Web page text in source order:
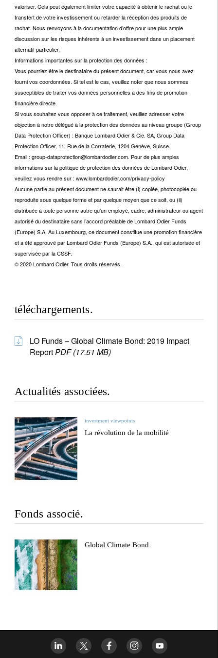
valoriser. Cela peut également limiter votre capacité à obtenir le rachat ou le
transfert de votre investissement ou retarder la réception des produits de
rachat. Nous renvoyons à la documentation d’offre pour une plus ample
discussion sur les risques inhérents à un investissement dans un placement
alternatif particulier.
Informations importantes sur la protection des données :
Vous pourriez être le destinataire du présent document, car vous nous avez
fourni vos coordonnées. Si tel est le cas, veuillez noter que nous sommes
susceptibles de traiter vos données personnelles à des fins de promotion
financière directe.
Si vous souhaitez vous opposer à ce traitement, veuillez adresser votre
objection à notre délégué à la protection des données au niveau groupe (Group
Data Protection Officer) : Banque Lombard Odier & Cie. SA, Group Data
Protection Officer, 11, Rue de la Corraterie, 1204 Genève, Suisse.
Email : group-dataprotection@lombardodier.com. Pour de plus amples
informations sur la politique de protection des données de Lombard Odier,
veuillez vous rendre sur : www.lombardodier.com/privacy-policy
Aucune partie au présent document ne saurait être (i) copiée, photocopiée ou
reproduite sous quelque forme et par quelque moyen que ce soit, ou (ii)
distribuée à toute personne autre qu’un employé, cadre, administrateur ou agent
autorisé du destinataire sans l’accord préalable de Lombard Odier Funds
(Europe) S.A. Au Luxembourg, ce document constitue une promotion financière
et a été approuvé par Lombard Odier Funds (Europe) S.A., qui est autorisée et
supervisée par la CSSF.
© 2020 Lombard Odier. Tous droits réservés.
téléchargements.
LO Funds – Global Climate Bond: 2019 Impact
ReportPDF (17.51 MB)
Actualités associées.
investment viewpoints
La révolution de la mobilité
Fonds associé.
Global Climate Bond